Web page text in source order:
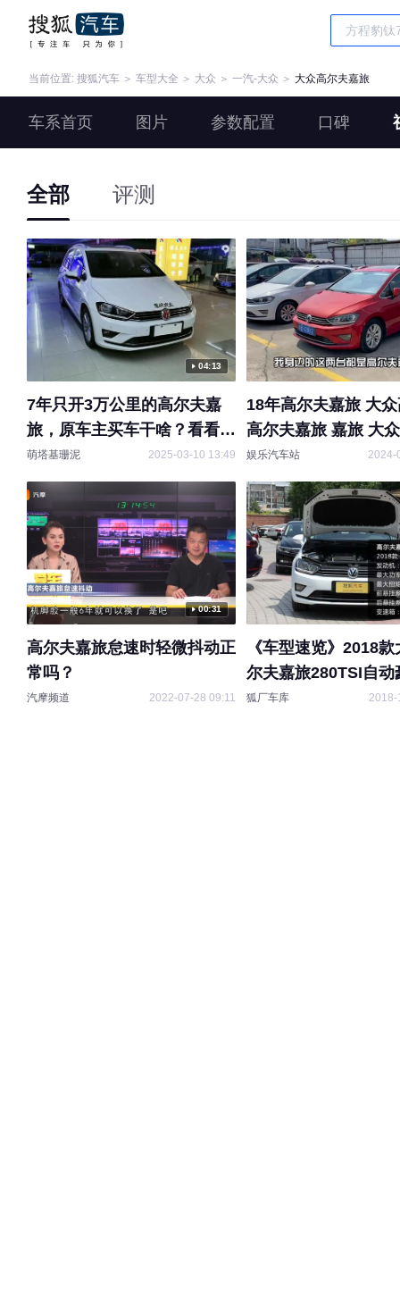
当前位置: 搜狐汽车 ＞ 车型大全 ＞ 大众 ＞ 一汽-大众 ＞ 大众高尔夫嘉旅
车系首页 图片 参数配置 口碑
全部 评测
04:13
7年只开3万公里的高尔夫嘉
旅，原车主买车干啥？看看值
多少？
萌塔基珊泥 2025-03-10 13:49
18年高尔夫嘉旅 大众高尔夫
高尔夫嘉旅 嘉旅 大众途安
MPV
娱乐汽车站 2024-
00:31
高尔夫嘉旅怠速时轻微抖动正
常吗？
汽摩频道 2022-07-28 09:11
《车型速览》2018
尔夫嘉旅280TSI自动
狐厂车库 2018-